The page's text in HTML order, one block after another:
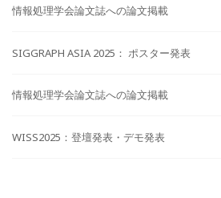
情報処理学会論文誌への論文掲載
SIGGRAPH ASIA 2025： ポスター発表
情報処理学会論文誌への論文掲載
WISS2025：登壇発表・デモ発表